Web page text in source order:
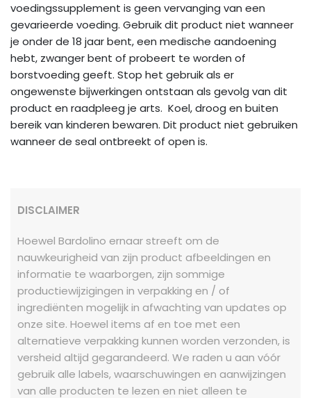
voedingssupplement is geen vervanging van een
gevarieerde voeding. Gebruik dit product niet wanneer
je onder de 18 jaar bent, een medische aandoening
hebt, zwanger bent of probeert te worden of
borstvoeding geeft. Stop het gebruik als er
ongewenste bijwerkingen ontstaan als gevolg van dit
product en raadpleeg je arts. Koel, droog en buiten
bereik van kinderen bewaren. Dit product niet gebruiken
wanneer de seal ontbreekt of open is.
DISCLAIMER
Hoewel Bardolino ernaar streeft om de
nauwkeurigheid van zijn product afbeeldingen en
informatie te waarborgen, zijn sommige
productiewijzigingen in verpakking en / of
ingrediënten mogelijk in afwachting van updates op
onze site. Hoewel items af en toe met een
alternatieve verpakking kunnen worden verzonden, is
versheid altijd gegarandeerd. We raden u aan vóór
gebruik alle labels, waarschuwingen en aanwijzingen
van alle producten te lezen en niet alleen te